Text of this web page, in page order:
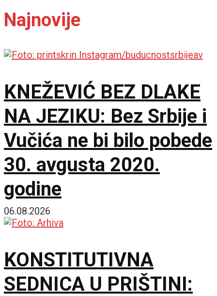
Najnovije
KNEŽEVIĆ BEZ DLAKE
NA JEZIKU: Bez Srbije i
Vučića ne bi bilo pobede
30. avgusta 2020.
godine
06.08.2026
KONSTITUTIVNA
SEDNICA U PRIŠTINI: